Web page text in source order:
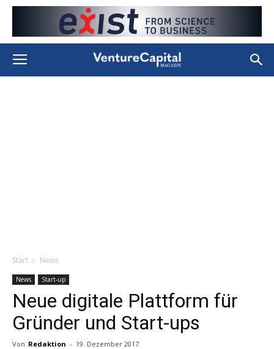
Start News
News Start-up
Neue digitale Plattform für
Gründer und Start-ups
Von Redaktion - 19. Dezember 2017